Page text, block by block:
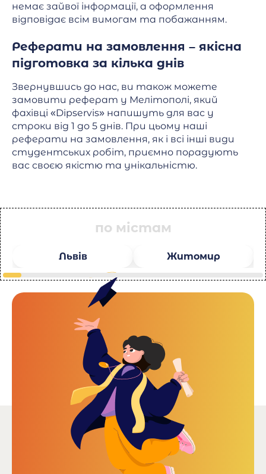
немає зайвої інформації, а оформлення
відповідає всім вимогам та побажанням.
Реферати на замовлення – якісна
підготовка за кілька днів
Звернувшись до нас, ви також можете
замовити реферат у Мелітополі, який
фахівці «Dipservis» напишуть для вас у
строки від 1 до 5 днів. При цьому наші
реферати на замовлення, як і всі інші види
студентських робіт, приємно порадують
вас своєю якістю та унікальністю.
по містам
Львів Житомир